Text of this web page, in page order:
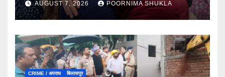
AUGUST 7, 2026 POORNIMA SHUKLA
CRIME / अपराध बिलासपुर